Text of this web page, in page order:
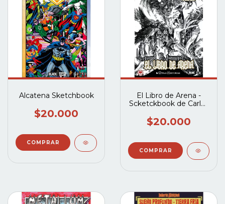
Alcatena Sketchbook
$20.000
El Libro de Arena -
Scketckbook de Carlos
$20.000